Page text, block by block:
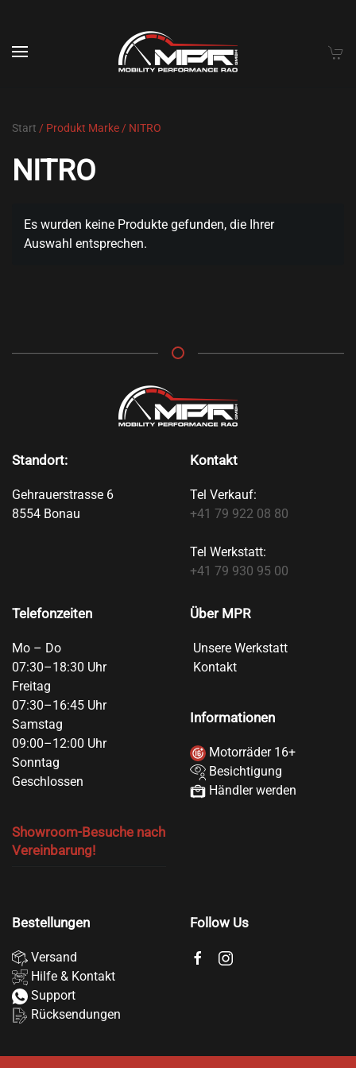
Skip to main content
Start / Produkt Marke / NITRO
NITRO
Es wurden keine Produkte gefunden, die Ihrer
Auswahl entsprechen.
Standort:
Gehrauerstrasse 6
8554 Bonau
Kontakt
Tel Verkauf:
+41 79 922 08 80
Tel Werkstatt:
+41 79 930 95 00
Telefonzeiten
Mo – Do
07:30–18:30 Uhr
Freitag
07:30–16:45 Uhr
Samstag
09:00–12:00 Uhr
Sonntag
Geschlossen
Showroom-Besuche nach
Vereinbarung!
Über MPR
Unsere Werkstatt
Kontakt
Informationen
Motorräder 16+
Besichtigung
Händler werden
Bestellungen
Versand
Hilfe & Kontakt
Support
Rücksendungen
Follow Us